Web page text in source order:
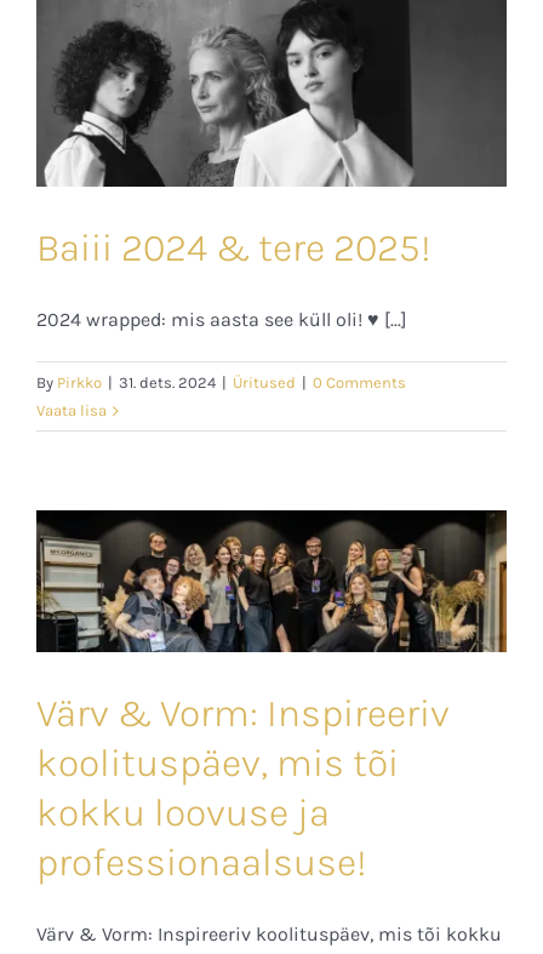
Baiii 2024 & tere 2025!
2024 wrapped: mis aasta see küll oli! ♥ [...]
By Pirkko | 31. dets. 2024 | Üritused | 0 Comments
Vaata lisa
Värv & Vorm: Inspireeriv
koolituspäev, mis tõi
kokku loovuse ja
professionaalsuse!
Värv & Vorm: Inspireeriv koolituspäev, mis tõi kokku